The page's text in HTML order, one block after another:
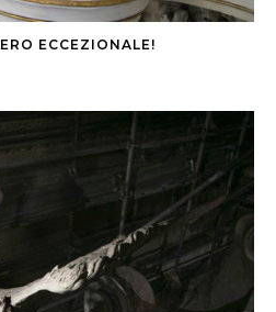
ECCEZIONALE!